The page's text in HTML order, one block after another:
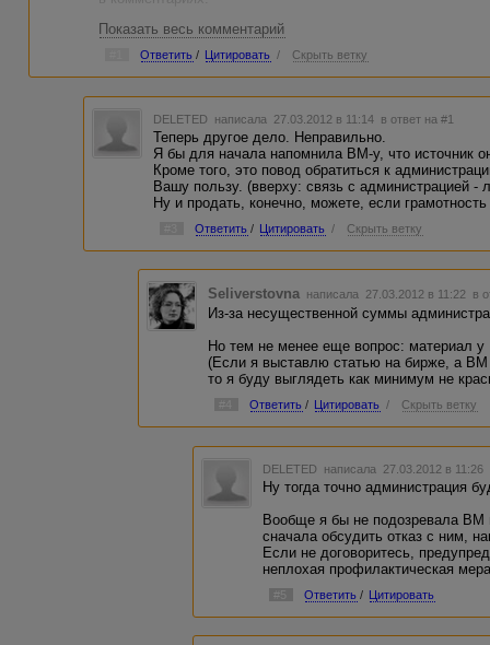
Ссылка:
Там в обсуждении заказа ВМ черным по русскому
http://advego.ru/order/status/.../comments/#comment70
Чего в этой ситуации я не понимаю?
И если в оплате материала ВМ отказал, могу ли я
(Волну ни на кого не гоню, просто интересно)
Показать весь комментарий
Ответить / Цитировать / Скрыть ветку
DELETED написала 27.03.2012 в 11:14 в ответ на #1
Теперь другое дело. Неправильно.
Я бы для начала напомнила ВМ-у, что источник
Кроме того, это повод обратиться к
Вашу пользу. (вверху: связь с администрацией -
Ну и продать, конечно, можете, если
Ответить / Цитировать / Скрыть ветку
Seliverstovna написала 27.03.2012 в 11:22 в
Из-за несущественной суммы
Но тем не менее еще вопрос: материал
(Если я выставлю статью на бирже, а ВМ
то я буду выглядеть как минимум не
Ответить / Цитировать / Скрыть ветку
DELETED написала 27.03.2012 в 11:26
Ну тогда точно администрация
Вообще я бы не подозревала ВМ
сначала обсудить отказ с ним,
Если не договоритесь,
неплохая профилактическая
#5 Ответить / Цитировать